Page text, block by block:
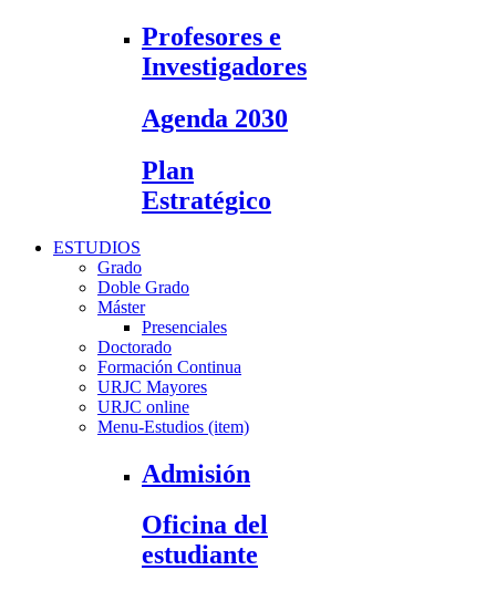
Profesores e
Investigadores
Agenda 2030
Plan
Estratégico
ESTUDIOS
Grado
Doble Grado
Máster
Presenciales
Doctorado
Formación Continua
URJC Mayores
URJC online
Menu-Estudios (item)
Admisión
Oficina del
estudiante